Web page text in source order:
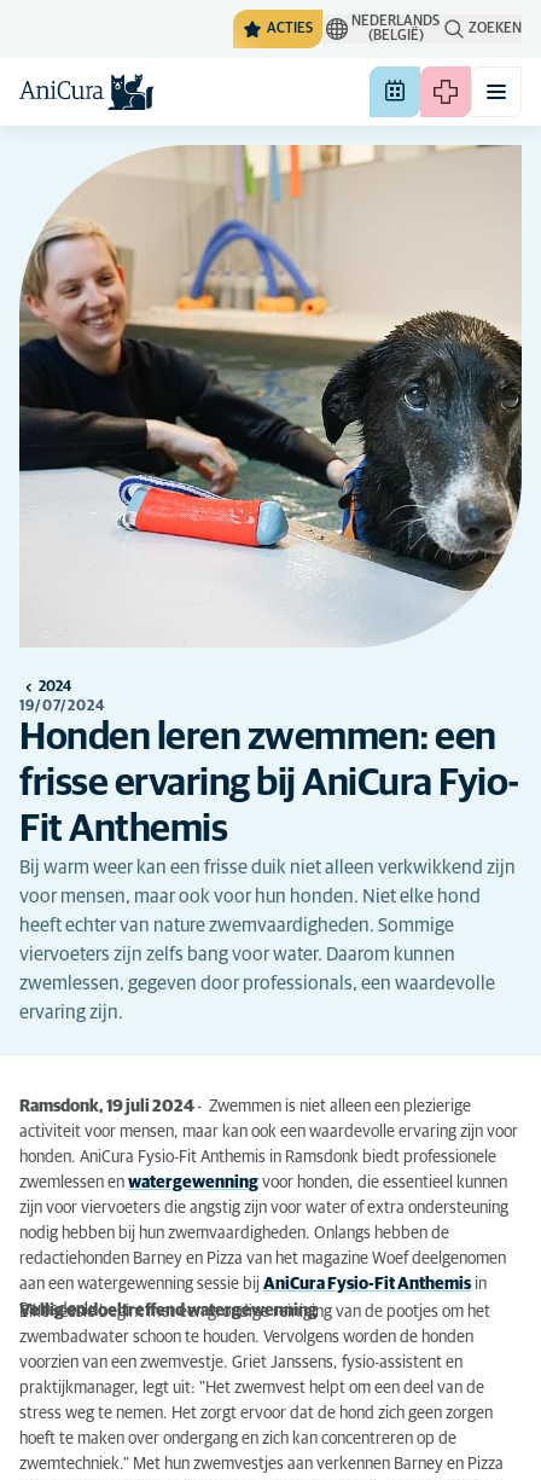
ACTIES
NEDERLANDS
(BELGIË)
ZOEKEN
2024
19/07/2024
Honden leren zwemmen: een
frisse ervaring bij AniCura Fyio-
Fit Anthemis
Bij warm weer kan een frisse duik niet alleen verkwikkend zijn
voor mensen, maar ook voor hun honden. Niet elke hond
heeft echter van nature zwemvaardigheden. Sommige
viervoeters zijn zelfs bang voor water. Daarom kunnen
zwemlessen, gegeven door professionals, een waardevolle
ervaring zijn.
Ramsdonk, 19 juli 2024 - Zwemmen is niet alleen een plezierige
activiteit voor mensen, maar kan ook een waardevolle ervaring zijn voor
honden. AniCura Fysio-Fit Anthemis in Ramsdonk biedt professionele
zwemlessen en watergewenning voor honden, die essentieel kunnen
zijn voor viervoeters die angstig zijn voor water of extra ondersteuning
nodig hebben bij hun zwemvaardigheden. Onlangs hebben de
redactiehonden Barney en Pizza van het magazine Woef deelgenomen
aan een watergewenning sessie bij AniCura Fysio-Fit Anthemisin
Ramsdonk.
Veilig en doeltreffend watergewenning
Elke sessie begint met een grondige reiniging van de pootjes om het
zwembadwater schoon te houden. Vervolgens worden de honden
voorzien van een zwemvestje. Griet Janssens, fysio-assistent en
praktijkmanager, legt uit: "Het zwemvest helpt om een deel van de
stress weg te nemen. Het zorgt ervoor dat de hond zich geen zorgen
hoeft te maken over ondergang en zich kan concentreren op de
zwemtechniek." Met hun zwemvestjes aan verkennen Barney en Pizza